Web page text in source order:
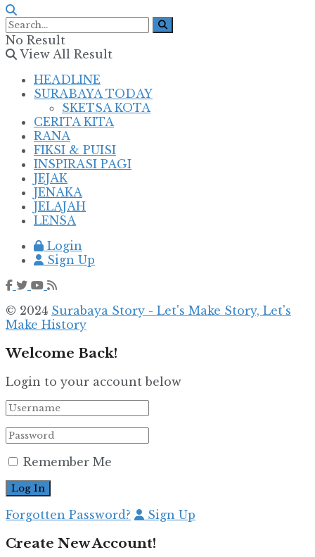
No Result
View All Result
HEADLINE
SURABAYA TODAY
SKETSA KOTA
CERITA KITA
RANA
FIKSI & PUISI
INSPIRASI PAGI
JEJAK
JENAKA
JELAJAH
LENSA
Login
Sign Up
© 2024 Surabaya Story - Let's Make Story, Let's
Make History
Welcome Back!
Login to your account below
Remember Me
Forgotten Password? Sign Up
Create New Account!